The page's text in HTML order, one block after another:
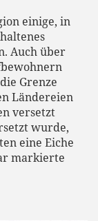
einige, in
Auch über
Grenze
Ländereien
versetzt
wurde,
eine Eiche
markierte